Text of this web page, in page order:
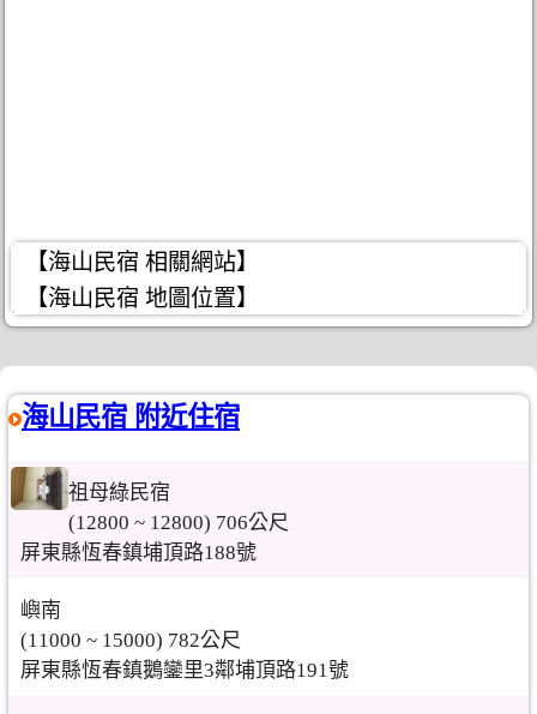
【海山民宿 相關網站】
【海山民宿 地圖位置】
海山民宿 附近住宿
祖母綠民宿
(12800 ~ 12800) 706公尺
屏東縣恆春鎮埔頂路188號
嶼南
(11000 ~ 15000) 782公尺
屏東縣恆春鎮鵝鑾里3鄰埔頂路191號